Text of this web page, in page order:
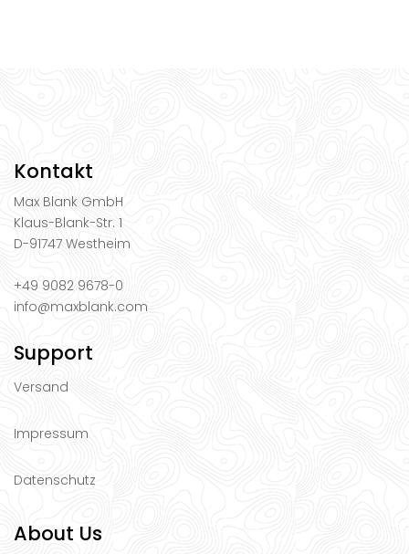
Kontakt
Max Blank GmbH
Klaus-Blank-Str. 1
D-91747 Westheim
+49 9082 9678-0
info@maxblank.com
Support
Versand
Impressum
Datenschutz
About Us